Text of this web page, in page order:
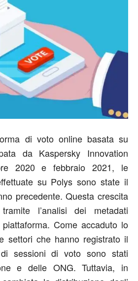
di voto online basata su
da Kaspersky Innovation
2020 e febbraio 2021, le
su Polys sono state il
precedente. Questa crescita
l’analisi dei metadati
Come accaduto lo
settori che hanno registrato il
sessioni di voto sono stati
e delle ONG. Tuttavia, in